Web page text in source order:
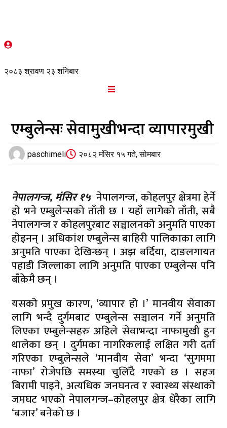
२०८३ श्रावण २३ शनिबार
एम्बुलेन्सः सेवामुखीभन्दा व्यापारमुखी
paschimeli २०८२ मंसिर १५ गते, सोमबार
नेपालगन्ज, मंसिर १५नेपालगन्ज, कोहलपुर क्षेत्रमा हेर्ने
हो भने एम्बुलेन्सको ताँती छ । यहाँ लागेको ताँती, सबै
नेपालगन्ज र कोहलपुरबाट सञ्चालनको अनुमति पाएका
होइनन् । अधिकांश एम्बुलेन्स बाहिरी पालिकाका लागि
अनुमति पाएका देखिन्छन् । अझ बर्दिया, दाङलगायत
पहाडी जिल्लाका लागि अनुमति पाएका एम्बुलेन्स पनि
बाँकेमै छन् ।
यसको प्रमुख कारण, ‘व्यापार हो ।’ मानवीय सेवाका
लागि भन्दै दुर्गमबाट एम्बुलेन्स सञ्चालन गर्ने अनुमति
लिएका एम्बुलेन्सहरु अहिले सेवाभन्दा नाफामुखी हुन
थालेका छन् । दुर्गमका नागरिकलाई लक्षित गरी दर्ता
गरिएका एम्बुलेन्सले ‘मानवीय सेवा’ भन्दा ‘सुगममा
नाफा’ रोजेपछि समस्या चुलिँदै गएको छ । सहज
बिरामी पाइने, अत्यधिक जनघनत्व र स्वास्थ्य संस्थाको
जमघट भएको नेपालगन्ज–कोहलपुर क्षेत्र धेरैका लागि
‘बजार’ बनेको छ ।